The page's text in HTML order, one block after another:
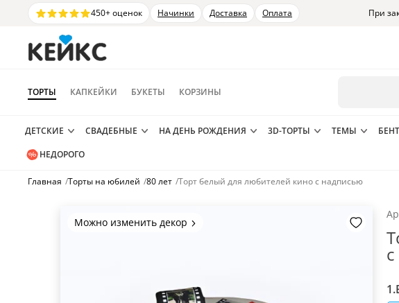
450+ оценок Начинки Доставка Оплата При
ТОРТЫ КАПКЕЙКИ БУКЕТЫ КОРЗИНЫ
ДЕТСКИЕ СВАДЕБНЫЕ НА ДЕНЬ РОЖДЕНИЯ 3D-ТОРТЫ ТЕМЫ
НЕДОРОГО
Главная /Торты на юбилей /80 лет /Торт белый для любителей кино с надписью
Можно изменить декор
1.